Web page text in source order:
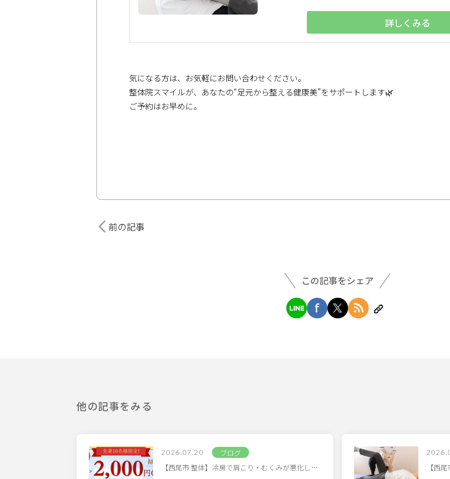
詳しくみる
気になる方は、お気軽にお問い合わせください。
整体院スマイルが、あなたの“足元から整える健康美”をサポートします🌿
ご予約はお早めに。
前の記事
この記事をシェア
他の記事をみる
2026.07.20
ブログ
【西尾市 整体】冷房で肩こり・むくみが悪化し…
【西